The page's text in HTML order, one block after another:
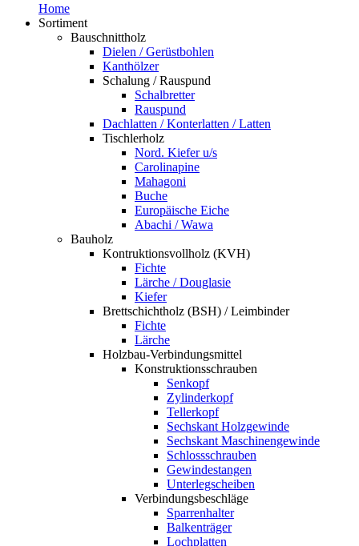
Home
Sortiment
Bauschnittholz
Dielen / Gerüstbohlen
Kanthölzer
Schalung / Rauspund
Schalbretter
Rauspund
Dachlatten / Konterlatten / Latten
Tischlerholz
Nord. Kiefer u/s
Carolinapine
Mahagoni
Buche
Europäische Eiche
Abachi / Wawa
Bauholz
Kontruktionsvollholz (KVH)
Fichte
Lärche / Douglasie
Kiefer
Brettschichtholz (BSH) / Leimbinder
Fichte
Lärche
Holzbau-Verbindungsmittel
Konstruktionsschrauben
Senkopf
Zylinderkopf
Tellerkopf
Sechskant Holzgewinde
Sechskant Maschinengewinde
Schlossschrauben
Gewindestangen
Unterlegscheiben
Verbindungsbeschläge
Sparrenhalter
Balkenträger
Lochplatten